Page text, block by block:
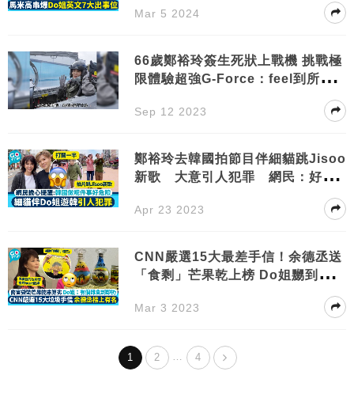
Mar 5 2024
66歲鄭裕玲簽生死狀上戰機 挑戰極
限體驗超強G-Force：feel到所有
Sep 12 2023
鄭裕玲去韓國拍節目伴細貓跳Jisoo
新歌 大意引人犯罪 網民：好有
Apr 23 2023
CNN嚴選15大最差手信！余德丞送
「食剩」芒果乾上榜 Do姐嬲到不斷
Mar 3 2023
1 2 … 4